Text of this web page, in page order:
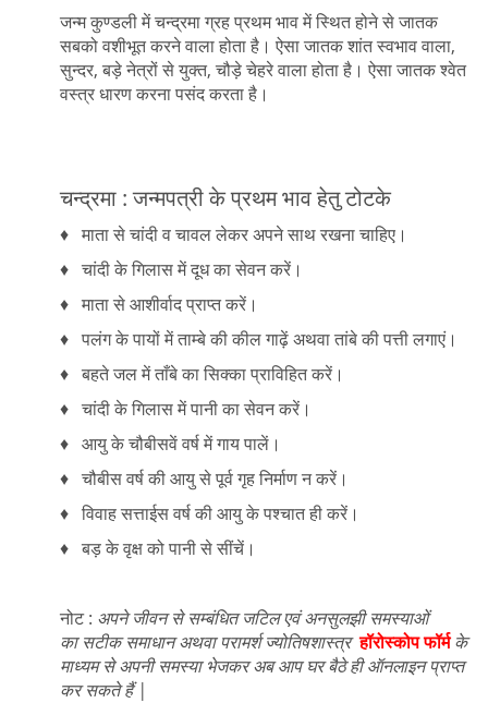
जन्म कुण्डली में चन्द्रमा ग्रह प्रथम भाव में स्थित होने से जातक
सबको वशीभूत करने वाला होता है। ऐसा जातक शांत स्वभाव वाला,
सुन्दर, बड़े नेत्रों से युक्त, चौड़े चेहरे वाला होता है। ऐसा जातक श्वेत
वस्त्र धारण करना पसंद करता है।
चन्द्रमा : जन्मपत्री के प्रथम भाव हेतु टोटके
♦ माता से चांदी व चावल लेकर अपने साथ रखना चाहिए।
♦ चांदी के गिलास में दूध का सेवन करें।
♦ माता से आशीर्वाद प्राप्त करें।
♦ पलंग के पायों में ताम्बे की कील गाढ़ें अथवा तांबे की पत्ती लगाएं।
♦ बहते जल में ताँबे का सिक्का प्राविहित करें।
♦ चांदी के गिलास में पानी का सेवन करें।
♦ आयु के चौबीसवें वर्ष में गाय पालें।
♦ चौबीस वर्ष की आयु से पूर्व गृह निर्माण न करें।
♦ विवाह सत्ताईस वर्ष की आयु के पश्चात ही करें।
♦ बड़ के वृक्ष को पानी से सींचें।
नोट : अपने जीवन से सम्बंधित जटिल एवं अनसुलझी समस्याओं
का सटीक समाधान अथवा परामर्श ज्योतिषशास्त्रहॉरोस्कोप फॉर्म के
माध्यम से अपनी समस्या भेजकर अब आप घर बैठे ही ऑनलाइन प्राप्त
कर सकते हैं |